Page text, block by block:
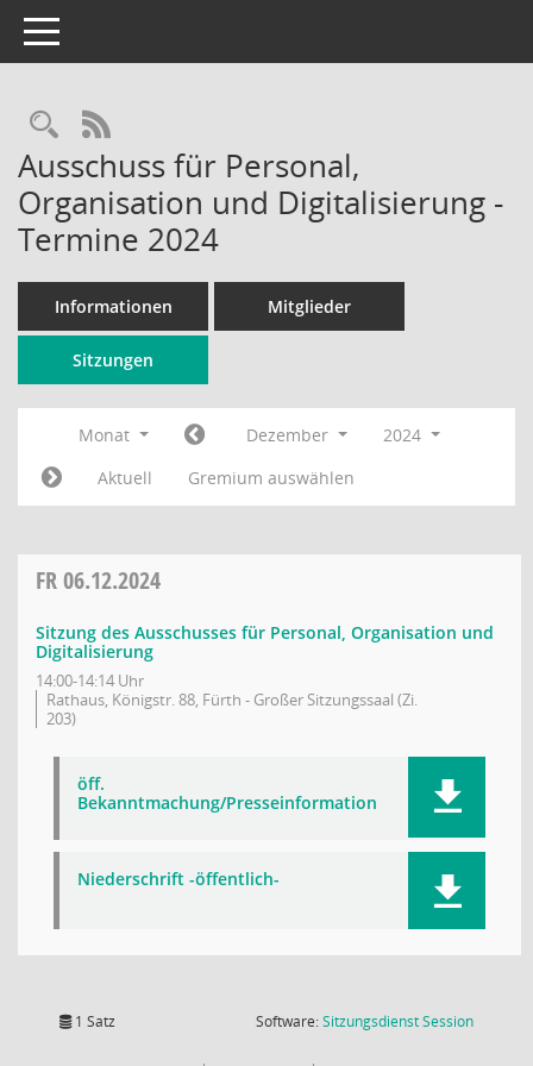
Toggle navigation
Rechercheauswahl
RSS-Feed
Ausschuss für Personal,
Organisation und Digitalisierung -
Termine 2024
Informationen Mitglieder
Sitzungen
Monat Dezember
2024
Aktuell
Gremium auswählen
FR06.12.2024
Sitzung des Ausschusses für Personal, Organisation und
Digitalisierung
14:00-14:14 Uhr
Rathaus, Königstr. 88, Fürth - Großer Sitzungssaal (Zi.
203)
öff.
Bekanntmachung/Presseinformation
Niederschrift -öffentlich-
1 Satz Software:SitzungsdienstSession(Wird in